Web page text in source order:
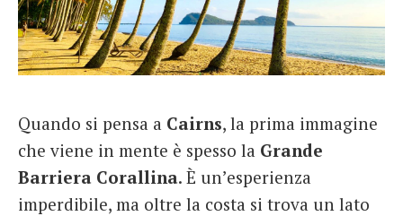
French
Italiano
Quando si pensa a Cairns, la prima immagine
che viene in mente è spesso la Grande
Barriera Corallina. È un’esperienza
imperdibile, ma oltre la costa si trova un lato